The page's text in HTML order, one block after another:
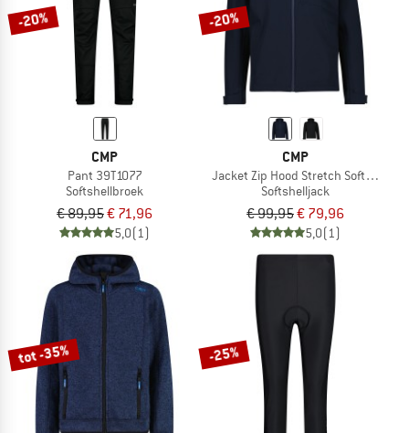
-20%
CMP
Pant 39T1077
Softshellbroek
€ 89,95€ 71,96
5,0(1)
-20%
CMP
Jacket Zip Hood Stretch Softshell
Softshelljack
€ 99,95€ 79,96
5,0(1)
tot -35% -25%